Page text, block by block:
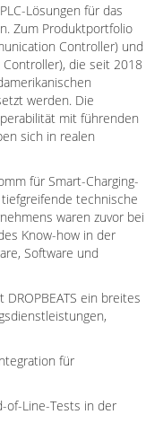
Lösungen für das
Zum Produktportfolio
Controller) und
Controller), die seit 2018
werden. Die
mit führenden
sich in realen
für Smart-Charging-
tiefgreifende technische
waren zuvor bei
Know-how in der
Software und
ein breites
für
of-Line-Tests in der